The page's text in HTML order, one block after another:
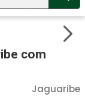
com
Jaguaribe